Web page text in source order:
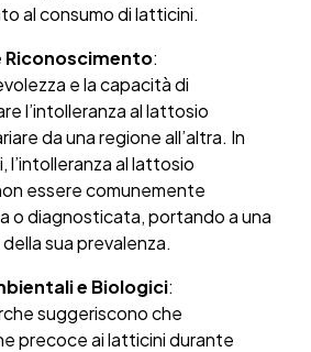
al consumo di latticini.
Riconoscimento:
e la capacità di
l’intolleranza al lattosio
da una regione all’altra. In
l’intolleranza al lattosio
essere comunemente
o diagnosticata, portando a una
sua prevalenza.
e Biologici:
suggeriscono che
precoce ai latticini durante